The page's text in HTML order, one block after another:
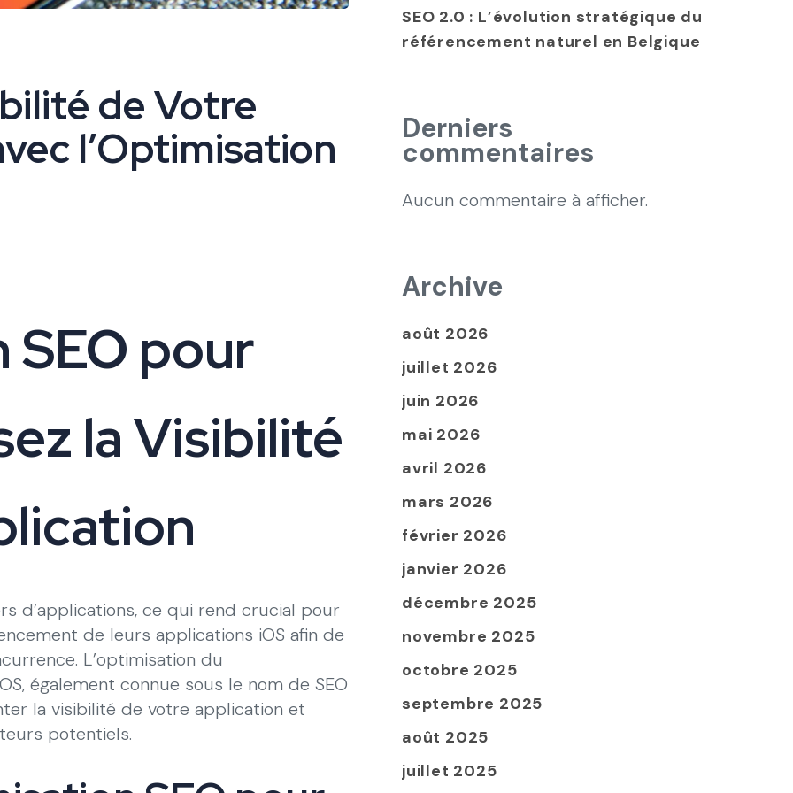
de Votre
l’Optimisation
pour
la Visibilité
d’applications, ce qui rend crucial pour
de leurs applications iOS afin de
L’optimisation du
également connue sous le nom de SEO
la visibilité de votre application et
potentiels.
SEO 2.0 : L’évolution stratégique du
référencement naturel en Belgique
Derniers
commentaires
Aucun commentaire à afficher.
Archive
août 2026
juillet 2026
juin 2026
mai 2026
avril 2026
mars 2026
février 2026
janvier 2026
décembre 2025
novembre 2025
octobre 2025
septembre 2025
août 2025
juillet 2025